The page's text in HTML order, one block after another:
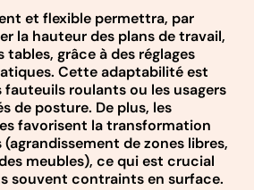
et flexible permettra, par
la hauteur des plans de travail,
tables, grâce à des réglages
Cette adaptabilité est
fauteuils roulants ou les usagers
de posture. De plus, les
favorisent la transformation
(agrandissement de zones libres,
meubles), ce qui est crucial
souvent contraints en surface.